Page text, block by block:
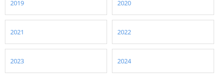
2019 2020
2021 2022
2023 2024